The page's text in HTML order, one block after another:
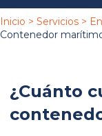
Inicio > Servicios >
Contenedor
¿Cuánto